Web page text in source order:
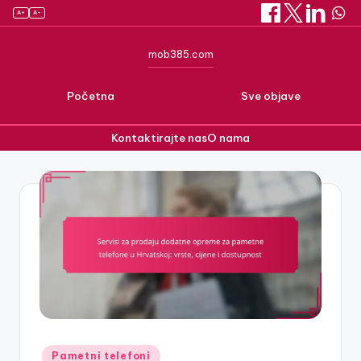
A+ A–
Početna
mob385.com
Sve objave
Kontaktirajte nasO nama
content
Posted
Pametni telefoni